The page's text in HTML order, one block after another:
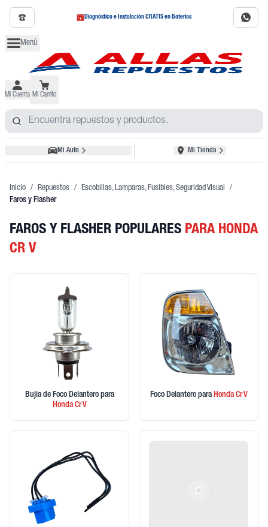
Diagnóstico e Instalación GRATIS en Baterías
Menú
Mi Cuenta Mi Carrito
Mi Auto Mi Tienda
Inicio / Repuestos / Escobillas, Lamparas, Fusibles, Seguridad Visual
/
Faros y Flasher
FAROS Y FLASHER POPULARES PARA HONDA
CR V
Bujia de Foco Delantero para
HondaCr V
Foco Delantero paraHondaCr V